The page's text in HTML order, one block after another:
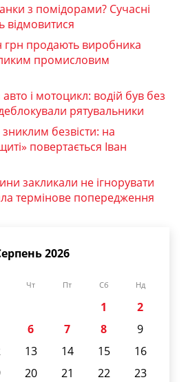
з помідорами? Сучасні
відмовитися
грн продають виробника
промисловим
авто і мотоцикл: водій був без
рятувальники
безвісти: на
повертається Іван
закликали не ігнорувати
термінове попередження
2026
Чт Пт Сб Нд
1
2
6 7 8
9
13 14 15
16
20 21 22
23